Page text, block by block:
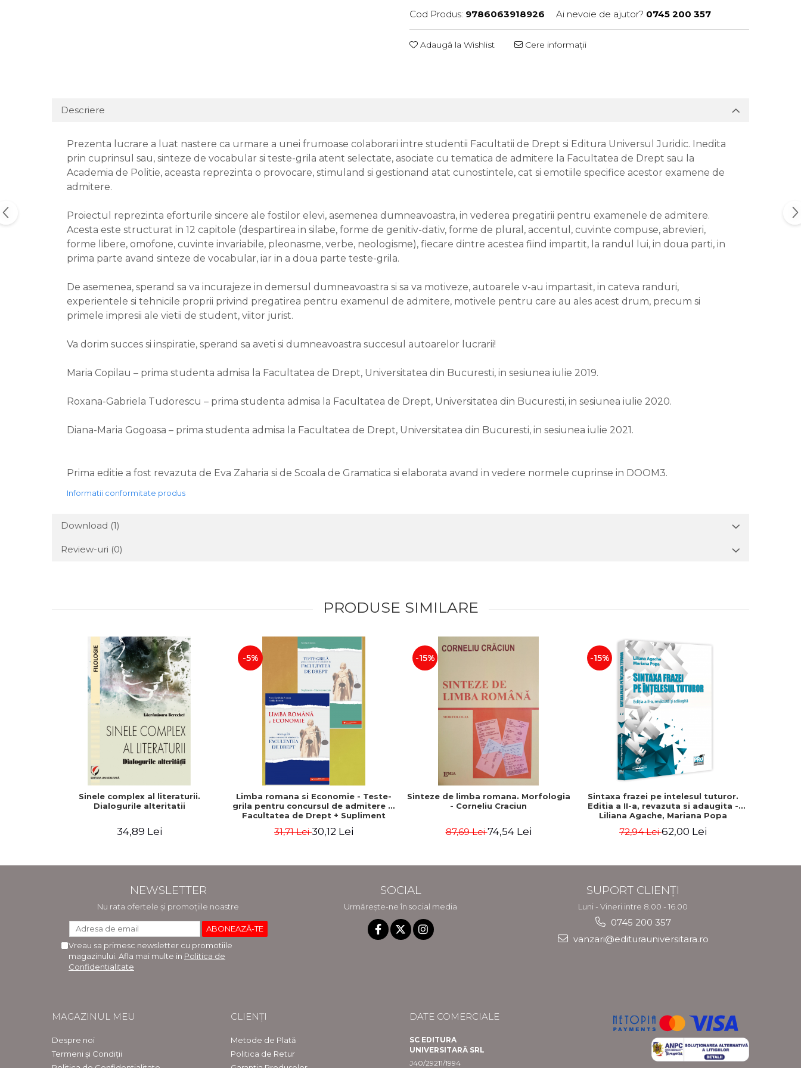
Cod Produs: 9786063918926 Ai nevoie de ajutor? 0745 200 357
Adaugă la Wishlist Cere informații
Descriere
Prezenta lucrare a luat nastere ca urmare a unei frumoase colaborari intre studentii Facultatii de Drept si Editura Universul Juridic. Inedita
prin cuprinsul sau, sinteze de vocabular si teste-grila atent selectate, asociate cu tematica de admitere la Facultatea de Drept sau la
Academia de Politie, aceasta reprezinta o provocare, stimuland si gestionand atat cunostintele, cat si emotiile specifice acestor examene de
admitere.
Proiectul reprezinta eforturile sincere ale fostilor elevi, asemenea dumneavoastra, in vederea pregatirii pentru examenele de admitere.
Acesta este structurat in 12 capitole (despartirea in silabe, forme de genitiv-dativ, forme de plural, accentul, cuvinte compuse, abrevieri,
forme libere, omofone, cuvinte invariabile, pleonasme, verbe, neologisme), fiecare dintre acestea fiind impartit, la randul lui, in doua parti, in
prima parte avand sinteze de vocabular, iar in a doua parte teste-grila.
De asemenea, sperand sa va incurajeze in demersul dumneavoastra si sa va motiveze, autoarele v-au impartasit, in cateva randuri,
experientele si tehnicile proprii privind pregatirea pentru examenul de admitere, motivele pentru care au ales acest drum, precum si
primele impresii ale vietii de student, viitor jurist.
Va dorim succes si inspiratie, sperand sa aveti si dumneavoastra succesul autoarelor lucrarii!
Maria Copilau – prima studenta admisa la Facultatea de Drept, Universitatea din Bucuresti, in sesiunea iulie 2019.
Roxana-Gabriela Tudorescu – prima studenta admisa la Facultatea de Drept, Universitatea din Bucuresti, in sesiunea iulie 2020.
Diana-Maria Gogoasa – prima studenta admisa la Facultatea de Drept, Universitatea din Bucuresti, in sesiunea iulie 2021.
Prima editie a fost revazuta de Eva Zaharia si de Scoala de Gramatica si elaborata avand in vedere normele cuprinse in DOOM3.
Informatii conformitate produs
Download (1)
Review-uri (0)
PRODUSE SIMILARE
Sinele complex al literaturii.
Dialogurile alteritatii
34,89 Lei
-5%
Limba romana si Economie - Teste-
grila pentru concursul de admitere la
Facultatea de Drept + Supliment
Macroeconomie - Anca Davidoiu
Roman, Cecilia Ionescu
31,71 Lei30,12 Lei
-15%
Sinteze de limba romana. Morfologia
- Corneliu Craciun
87,69 Lei74,54 Lei
-15%
Sintaxa frazei pe intelesul tuturor.
Editia a II-a, revazuta si adaugita -
Liliana Agache, Mariana Popa
72,94 Lei62,00 Lei
NEWSLETTER
Nu rata ofertele și promoțiile noastre
Vreau sa primesc newsletter cu promotiile
magazinului. Afla mai multe in Politica de
Confidentialitate
SOCIAL
Urmărește-ne în social media
SUPORT CLIENȚI
Luni - Vineri intre 8.00 - 16.00
0745 200 357
vanzari@editurauniversitara.ro
MAGAZINUL MEU
Despre noi
Termeni și Condiții
CLIENȚI
Metode de Plată
Politica de Retur
DATE COMERCIALE
SC EDITURA
UNIVERSITARĂ SRL
J40/29211/1994